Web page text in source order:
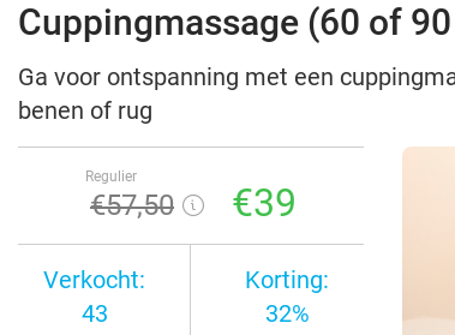
Cuppingmassage (60 of
Ga voor ontspanning met een
benen of rug
Regulier
€57,50 €39
Verkocht:
43
Korting:
32%